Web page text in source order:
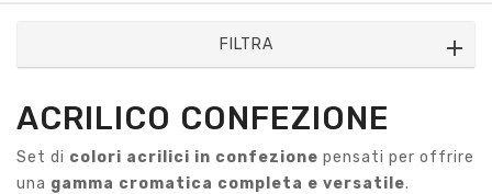
FILTRA
ACRILICO CONFEZIONE
Set di colori acrilici in confezione pensati per offrire
una gamma cromatica completa e versatile.